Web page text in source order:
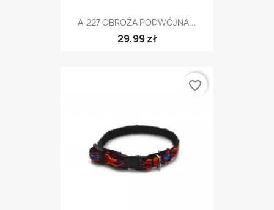
A-227 OBROŻA PODWÓJNA...
29,99 zł
favorite_border